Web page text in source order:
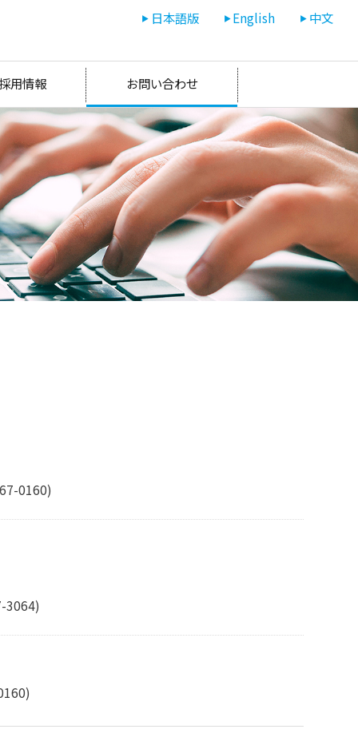
日本語版 English 中文
採用情報 お問い合わせ
0160)
3064)